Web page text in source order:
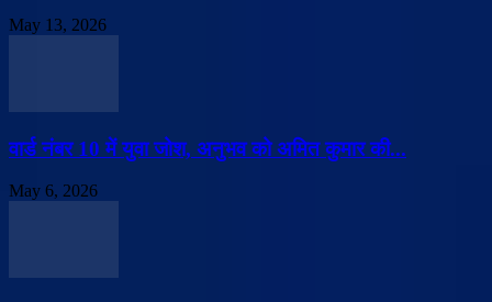
May 13, 2026
वार्ड नंबर 10 में युवा जोश, अनुभव को अमित कुमार की...
May 6, 2026